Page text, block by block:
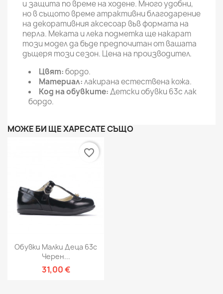
и защита по време на ходене. Много удобни,
но в същото време атрактивни благодарение
на декоративния аксесоар във формата на
перла. Меката и лека подметка ще накарат
този модел да бъде предпочитан от вашата
дъщеря този сезон. Цена на производител.
Цвят:бордо.
Материал:лакирана естествена кожа.
Код на обувките:Детски обувки 63c лак
бордо.
МОЖЕ БИ ЩЕ ХАРЕСАТЕ СЪЩО
Обувки Малки Деца 63c
Черен...
31,00 €
favorite_border